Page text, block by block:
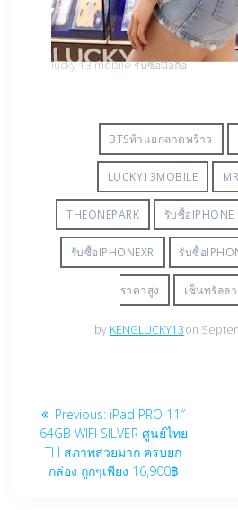
lucky 13 mobile รับซื้อมือถือ
BTSห้าแยกลาดพร้าว
LUCKY13MOBILE
THEONEPARK รับซื้อIPHONE
รับซื้อIPHONEXR รับซื้อ
ราคาสูง เซ็นทรัลล
by KENGLUCKY13on
Post
navigation
Previous: Previous
post:
iPad PRO 11″
64GB WIFI SILVER ศูนย์ไทย
TH สภาพสวยมาก ครบยก
กล่อง ถูกๆเพียง 16,900฿